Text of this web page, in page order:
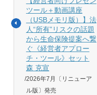
ツール＋動画講座
（USBメモリ版）】法
人“所有”リスクの話題
から生命保険提案へ繋
ぐ《経営者アプロー
チ・ツール》セット
森 克宣
2026年7月〔リニューア
ル版〕発売